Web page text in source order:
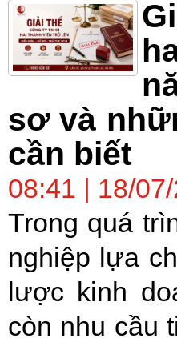
sơ và
cần biết
08:41 | 18/
Trong quá
nghiệp lựa
lược kinh
còn nhu cầu